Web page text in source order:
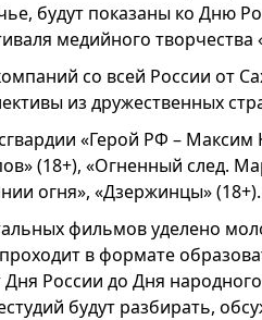
будут показаны ко Дню
медийного творчества
со всей России от
из дружественных
«Герой РФ – Максим
(18+), «Огненный след.
огня», «Дзержинцы» (18+).
фильмов уделено
в формате
Дня России до Дня
будут разбирать,